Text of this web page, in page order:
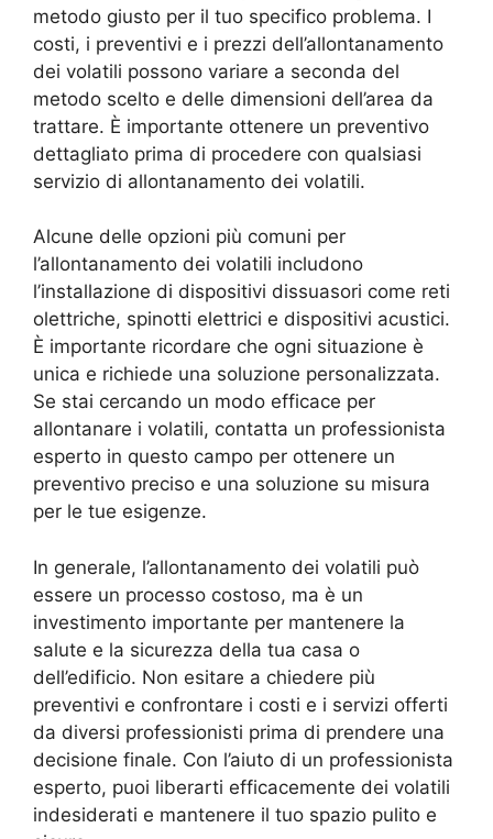
metodo giusto per il tuo specifico problema. I
costi, i preventivi e i prezzi dell’allontanamento
dei volatili possono variare a seconda del
metodo scelto e delle dimensioni dell’area da
trattare. È importante ottenere un preventivo
dettagliato prima di procedere con qualsiasi
servizio di allontanamento dei volatili.
Alcune delle opzioni più comuni per
l’allontanamento dei volatili includono
l’installazione di dispositivi dissuasori come reti
olettriche, spinotti elettrici e dispositivi acustici.
È importante ricordare che ogni situazione è
unica e richiede una soluzione personalizzata.
Se stai cercando un modo efficace per
allontanare i volatili, contatta un professionista
esperto in questo campo per ottenere un
preventivo preciso e una soluzione su misura
per le tue esigenze.
In generale, l’allontanamento dei volatili può
essere un processo costoso, ma è un
investimento importante per mantenere la
salute e la sicurezza della tua casa o
dell’edificio. Non esitare a chiedere più
preventivi e confrontare i costi e i servizi offerti
da diversi professionisti prima di prendere una
decisione finale. Con l’aiuto di un professionista
esperto, puoi liberarti efficacemente dei volatili
indesiderati e mantenere il tuo spazio pulito e